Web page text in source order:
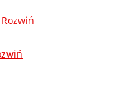
Rozwiń